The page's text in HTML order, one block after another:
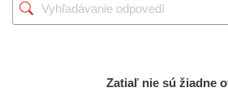
Zatiaľ nie sú žiadne